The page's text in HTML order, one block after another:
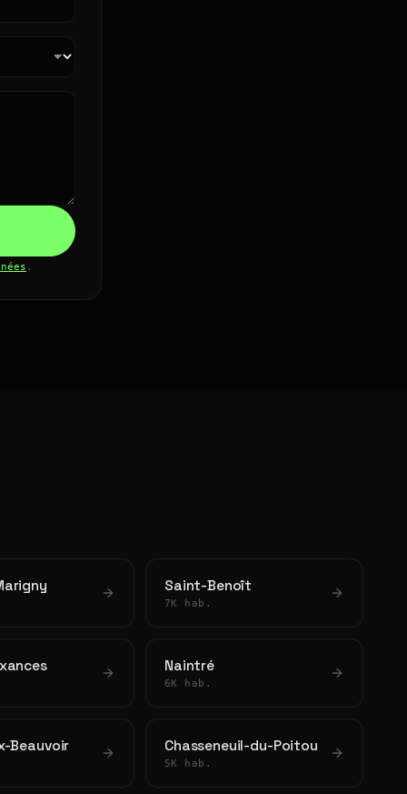
.
Saint-Benoît
7K hab.
Naintré
6K hab.
Beauvoir Chasseneuil-du-Poitou
5K hab.